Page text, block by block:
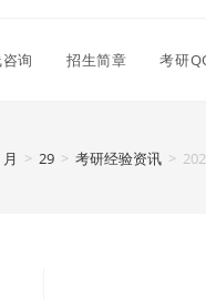
询 招生简章 考研
> 29 > 考研经验资讯 >